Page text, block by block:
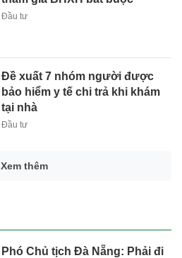
Đầu tư
Đề xuất 7 nhóm người được
bảo hiểm y tế chi trả khi khám
tại nhà
Đầu tư
Xem thêm
Phó Chủ tịch Đà Nẵng: Phải đi